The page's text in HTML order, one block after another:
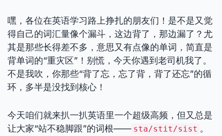
嘿，各位在英语学习路上挣扎的朋友们！是不是又觉
得自己的词汇量像个漏斗，这边背了，那边漏了？尤
其是那些长得差不多，意思又有点像的单词，简直是
背单词的“重灾区”！别慌，今天你遇到老司机我了。
不是我吹，你那些“背了忘，忘了背，背了还忘”的循
环，多半是没找到核心！
今天咱们就来扒一扒英语里一个超级高频，但又总是
让大家“站不稳脚跟”的词根—— sta/stit/sist 。